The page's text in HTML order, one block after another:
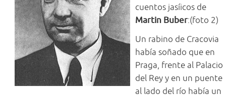
cuentos jasíicos de
Martin Buber:(foto 2)
Un rabino de Cracovia
había soñado que en
Praga, frente al Palacio
del Rey y en un puente
al lado del río había un